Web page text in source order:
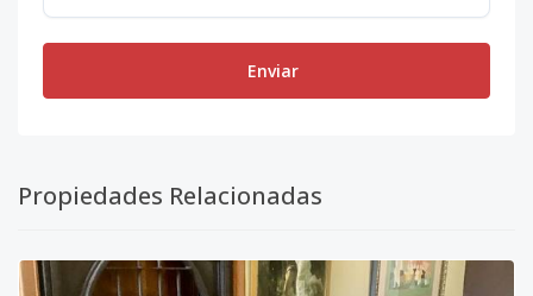
Enviar
Propiedades Relacionadas